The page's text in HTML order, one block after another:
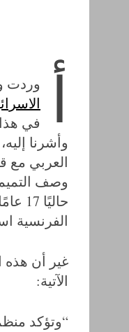
وردت وكالة
في
وأشرنا إليه،
العربي مع
وصف
حاليًا 17 عامًا من العمر) تارة ثم “
الفرنسية
غير أن هذه
الآتية:
“وتؤكد